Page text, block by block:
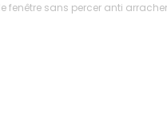
fenêtre sans percer anti